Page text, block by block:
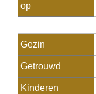
op
Gezin
Getrouwd
Kinderen